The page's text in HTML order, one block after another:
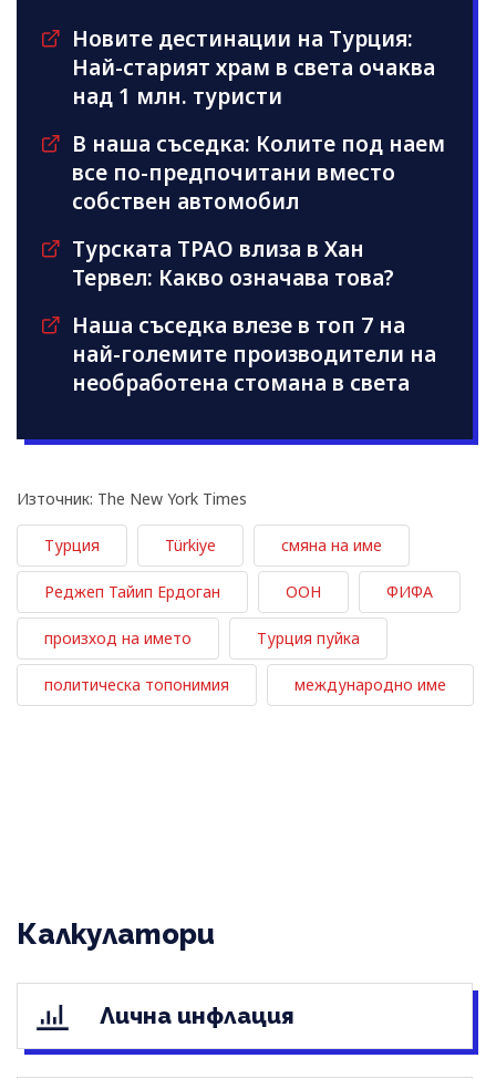
Новите дестинации на Турция:
Най-старият храм в света очаква
над 1 млн. туристи
В наша съседка: Колите под наем
все по-предпочитани вместо
собствен автомобил
Турската TPAO влиза в Хан
Тервел: Какво означава това?
Наша съседка влезе в топ 7 на
най-големите производители на
необработена стомана в света
Източник: The New York Times
Турция Türkiye смяна на име
Реджеп Тайип Ердоган ООН ФИФА
произход на името Турция пуйка
политическа топонимия международно име
Калкулатори
Лична инфлация